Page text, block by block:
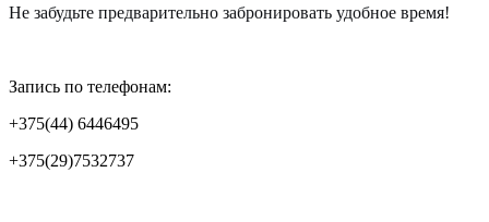
Не забудьте предварительно забронировать удобное время!
Запись по телефонам:
+375(44) 6446495
+375(29)7532737